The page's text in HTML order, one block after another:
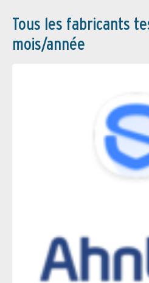
Tous les fabricants
mois/année